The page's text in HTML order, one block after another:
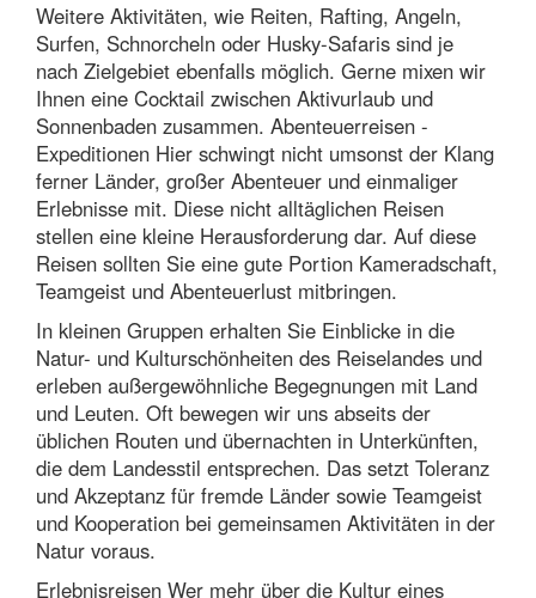
Weitere Aktivitäten, wie Reiten, Rafting, Angeln,
Surfen, Schnorcheln oder Husky-Safaris sind je
nach Zielgebiet ebenfalls möglich. Gerne mixen wir
Ihnen eine Cocktail zwischen Aktivurlaub und
Sonnenbaden zusammen. Abenteuerreisen -
Expeditionen Hier schwingt nicht umsonst der Klang
ferner Länder, großer Abenteuer und einmaliger
Erlebnisse mit. Diese nicht alltäglichen Reisen
stellen eine kleine Herausforderung dar. Auf diese
Reisen sollten Sie eine gute Portion Kameradschaft,
Teamgeist und Abenteuerlust mitbringen.
In kleinen Gruppen erhalten Sie Einblicke in die
Natur- und Kulturschönheiten des Reiselandes und
erleben außergewöhnliche Begegnungen mit Land
und Leuten. Oft bewegen wir uns abseits der
üblichen Routen und übernachten in Unterkünften,
die dem Landesstil entsprechen. Das setzt Toleranz
und Akzeptanz für fremde Länder sowie Teamgeist
und Kooperation bei gemeinsamen Aktivitäten in der
Natur voraus.
Erlebnisreisen Wer mehr über die Kultur eines